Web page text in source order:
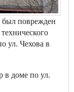
был поврежден
ул. Чехова в
в доме по ул.